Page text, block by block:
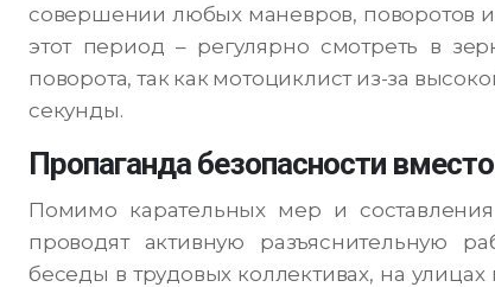
совершении любых маневров, поворотов
этот период – регулярно смотреть в
поворота, так как мотоциклист из-за
секунды.
Пропаганда безопасности
Помимо карательных мер и
проводят активную разъяснительную
беседы в трудовых коллективах, на